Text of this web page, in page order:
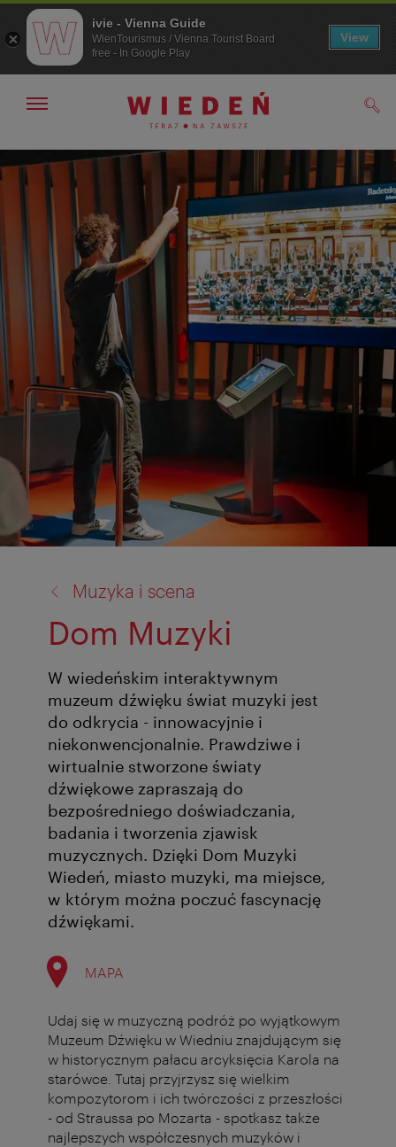
Przejdź
nawigacji
Przejdź
treści
Pokaż/ukryj
Muzyka i scena
Dom Muzyki
W wiedeńskim interaktywnym
muzeum dźwięku świat muzyki jest
do odkrycia - innowacyjnie i
niekonwencjonalnie. Prawdziwe i
wirtualnie stworzone światy
dźwiękowe zapraszają do
bezpośredniego doświadczania,
badania i tworzenia zjawisk
muzycznych. Dzięki Dom Muzyki
Wiedeń, miasto muzyki, ma miejsce,
w którym można poczuć fascynację
dźwiękami.
MAPA
Udaj się w muzyczną podróż po wyjątkowym
Muzeum Dźwięku w Wiedniu znajdującym się
w historycznym pałacu arcyksięcia Karola na
starówce. Tutaj przyjrzysz się wielkim
kompozytorom i ich twórczości z przeszłości
- od Straussa po Mozarta - spotkasz także
najlepszych współczesnych muzyków i
ivie - Vienna Guide
WienTourismus / Vienna Tourist Board
free - In Google Play
View